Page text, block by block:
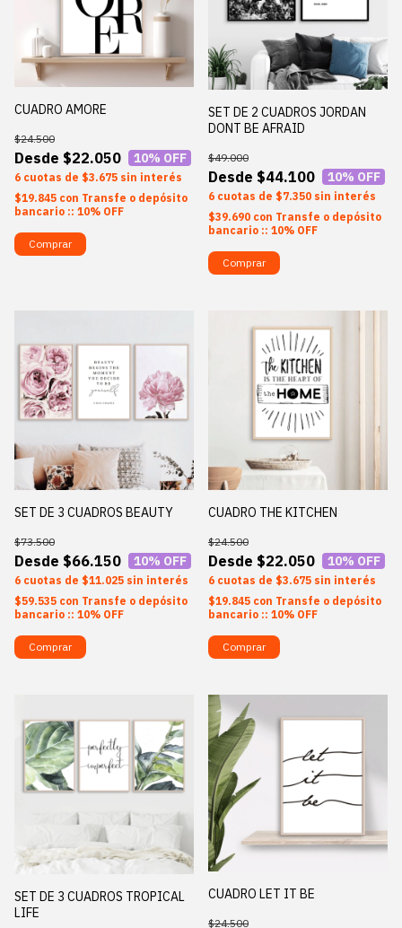
CUADRO AMORE
$22.050
$24.500
10% OFF
6 $3.675 sin interés
$19.845 con Transfe o depósito
bancario :: 10% OFF
Comprar
SET DE 2 CUADROS JORDAN
DONT BE AFRAID
$44.100
$49.000
10% OFF
6 $7.350 sin interés
$39.690 con Transfe o depósito
bancario :: 10% OFF
Comprar
SET DE 3 CUADROS BEAUTY
$66.150
$73.500
10% OFF
6 $11.025 sin interés
$59.535 con Transfe o depósito
bancario :: 10% OFF
Comprar
CUADRO THE KITCHEN
$22.050
$24.500
10% OFF
6 $3.675 sin interés
$19.845 con Transfe o depósito
bancario :: 10% OFF
Comprar
SET DE 3 CUADROS TROPICAL
LIFE
CUADRO LET IT BE
$24.500